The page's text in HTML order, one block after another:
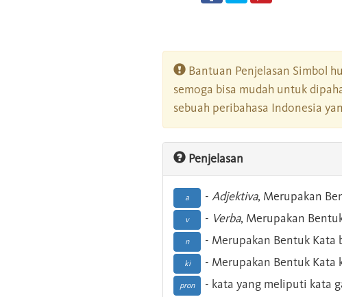
Bantuan Penjelasan Simbol
semoga bisa mudah untuk
sebuah peribahasa Indonesia
Penjelasan
a - Adjektiva, Merupakan
v - Verba, Merupakan
n - Merupakan Bentuk Kata
ki - Merupakan Bentuk Kata
pron - kata yang meliputi kata